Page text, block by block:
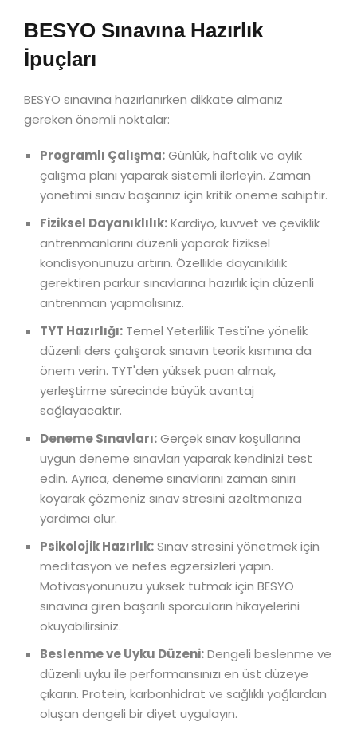
BESYO Sınavına Hazırlık
İpuçları
BESYO sınavına hazırlanırken dikkate almanız
gereken önemli noktalar:
Programlı Çalışma:Günlük, haftalık ve aylık
çalışma planı yaparak sistemli ilerleyin. Zaman
yönetimi sınav başarınız için kritik öneme sahiptir.
Fiziksel Dayanıklılık:Kardiyo, kuvvet ve çeviklik
antrenmanlarını düzenli yaparak fiziksel
kondisyonunuzu artırın. Özellikle dayanıklılık
gerektiren parkur sınavlarına hazırlık için düzenli
antrenman yapmalısınız.
TYT Hazırlığı: Temel Yeterlilik Testi'ne yönelik
düzenli ders çalışarak sınavın teorik kısmına da
önem verin. TYT'den yüksek puan almak,
yerleştirme sürecinde büyük avantaj
sağlayacaktır.
Deneme Sınavları:Gerçek sınav koşullarına
uygun deneme sınavları yaparak kendinizi test
edin. Ayrıca, deneme sınavlarını zaman sınırı
koyarak çözmeniz sınav stresini azaltmanıza
yardımcı olur.
Psikolojik Hazırlık:Sınav stresini yönetmek için
meditasyon ve nefes egzersizleri yapın.
Motivasyonunuzu yüksek tutmak için BESYO
sınavına giren başarılı sporcuların hikayelerini
okuyabilirsiniz.
Beslenme ve Uyku Düzeni:Dengeli beslenme ve
düzenli uyku ile performansınızı en üst düzeye
çıkarın. Protein, karbonhidrat ve sağlıklı yağlardan
oluşan dengeli bir diyet uygulayın.